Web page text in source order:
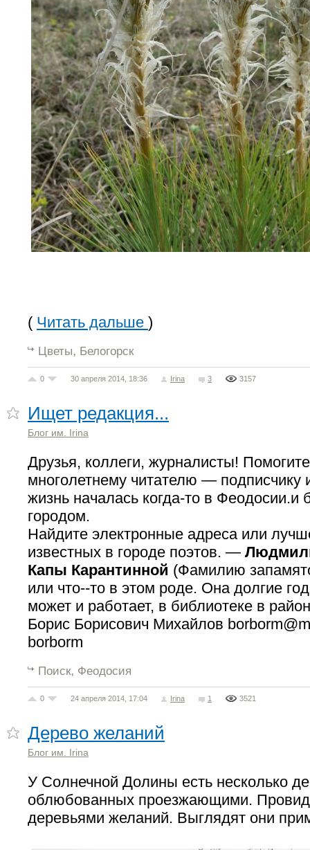
( Читать дальше )
Цветы, Белогорск
0 30 апреля 2014, 18:36 Irina 3 3157
Ищет редакция...
Блог им. Irina
Друзья, коллеги, журналисты!
многолетнему читателю — подписчику
жизнь началась когда-то в Феодосии.и
городом.
Найдите электронные адреса или
известных в городе поэтов. —
Капы Карантинной (Фамилию
или что--то в этом роде. Она долгие
может и работает, в библиотеке в
Борис Борисович Михайлов
borborm
Поиск, Феодосия
0 24 апреля 2014, 17:04 Irina 1 3521
Дерево желаний
Блог им. Irina
У Солнечной Долины есть несколько
облюбованных проезжающими.
деревьями желаний. Выглядят они